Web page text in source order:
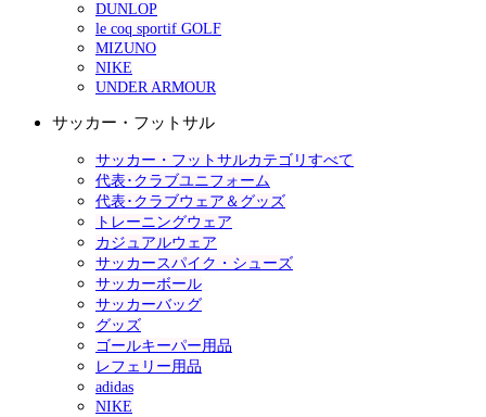
DUNLOP
le coq sportif GOLF
MIZUNO
NIKE
UNDER ARMOUR
サッカー・フットサル
サッカー・フットサルカテゴリすべて
代表･クラブユニフォーム
代表･クラブウェア＆グッズ
トレーニングウェア
カジュアルウェア
サッカースパイク・シューズ
サッカーボール
サッカーバッグ
グッズ
ゴールキーパー用品
レフェリー用品
adidas
NIKE